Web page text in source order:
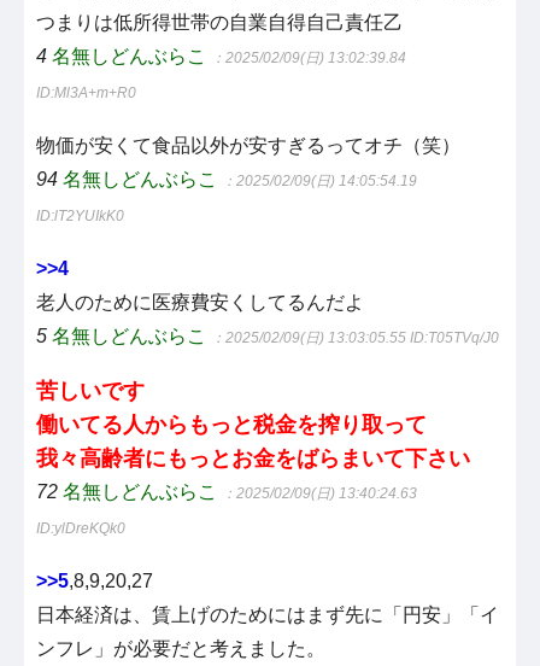
つまりは低所得世帯の自業自得自己責任乙
4 名無しどんぶらこ ：2025/02/09(日) 13:02:39.84
ID:Ml3A+m+R0
物価が安くて食品以外が安すぎるってオチ（笑）
94 名無しどんぶらこ ：2025/02/09(日) 14:05:54.19
ID:lT2YUIkK0
>>4
老人のために医療費安くしてるんだよ
5 名無しどんぶらこ ：2025/02/09(日) 13:03:05.55 ID:T05TVq/J0
苦しいです
働いてる人からもっと税金を搾り取って
我々高齢者にもっとお金をばらまいて下さい
72 名無しどんぶらこ ：2025/02/09(日) 13:40:24.63
ID:ylDreKQk0
>>5,8,9,20,27
日本経済は、賃上げのためにはまず先に「円安」「イ
ンフレ」が必要だと考えました。